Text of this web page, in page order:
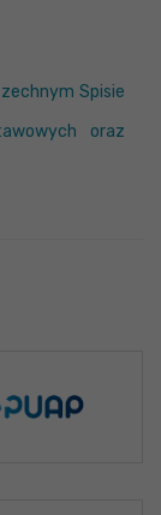
Spisie
oraz